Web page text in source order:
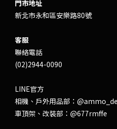
門市地址
新北市永和區安樂路80號
客服
聯絡電話
(02)2944-0090
LINE官方
相機、戶外用品部：
車頂架、改裝部： @677rmffe